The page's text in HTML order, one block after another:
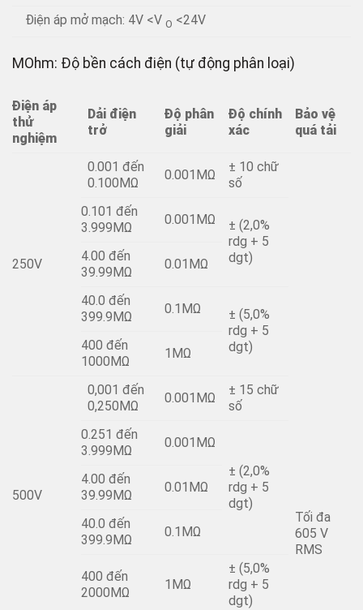
Điện áp mở mạch: 4V <V O <24V
MOhm: Độ bền cách điện (tự động phân loại)
Điện áp
thử
nghiệm
Dải điện
trở
Độ phân
giải
Độ chính
xác
Bảo vệ
quá tải
250V
0.001 đến
0.100MΩ
0.001MΩ
± 10 chữ
số
Tối đa
605 V
RMS
0.101 đến
3.999MΩ
0.001MΩ
± (2,0%
rdg + 5
dgt)
4.00 đến
39.99MΩ
0.01MΩ
40.0 đến
399.9MΩ
0.1MΩ
± (5,0%
rdg + 5
dgt)
400 đến
1000MΩ
1MΩ
500V
0,001 đến
0,250MΩ
0.001MΩ
± 15 chữ
số
0.251 đến
3.999MΩ
0.001MΩ
± (2,0%
rdg + 5
dgt)
4.00 đến
39.99MΩ
0.01MΩ
40.0 đến
399.9MΩ
0.1MΩ
400 đến
2000MΩ
1MΩ
± (5,0%
rdg + 5
dgt)